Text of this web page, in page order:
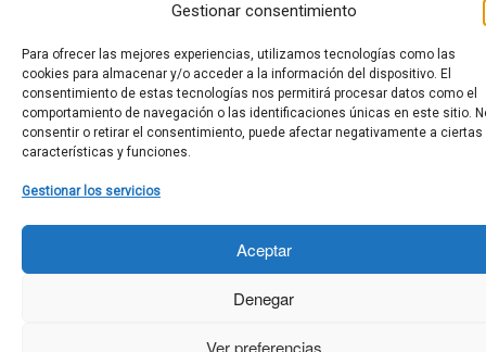
Gestionar consentimiento
Para ofrecer las mejores experiencias, utilizamos tecnologías como las
cookies para almacenar y/o acceder a la información del dispositivo. El
consentimiento de estas tecnologías nos permitirá procesar datos como el
comportamiento de navegación o las identificaciones únicas en este sitio.
consentir o retirar el consentimiento, puede afectar negativamente a ciertas
características y funciones.
Gestionar los servicios
Aceptar
Denegar
Ver preferencias